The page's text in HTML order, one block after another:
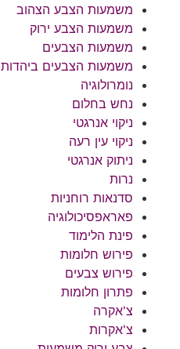
משמעות הצבע הצהוב
משמעות הצבע ירוק
משמעות הצבעים
משמעות הצבעים ביהדות
נומרולוגיה
נחש בחלום
ניקוי אנרגטי
ניקוי עין רעה
ניתוק אנרגטי
נרות
סדנאות רוחניות
פאראפסיכולוגיה
פינת הלימוד
פירוש חלומות
פירוש צבעים
פתרון חלומות
צ'אקרה
צ'אקרות